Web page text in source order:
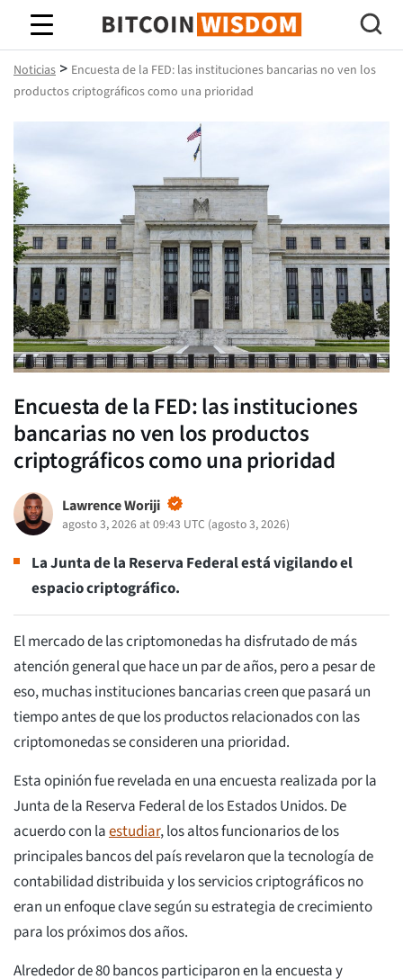
Sabiduría de Bitcoin
Noticias > Encuesta de la FED: las instituciones bancarias no ven los
productos criptográficos como una prioridad
Encuesta de la FED: las instituciones
bancarias no ven los productos
criptográficos como una prioridad
Lawrence Woriji
agosto 3, 2026 at 09:43 UTC (agosto 3, 2026)
La Junta de la Reserva Federal está vigilando el
espacio criptográfico.
El mercado de las criptomonedas ha disfrutado de más
atención general que hace un par de años, pero a pesar de
eso, muchas instituciones bancarias creen que pasará un
tiempo antes de que los productos relacionados con las
criptomonedas se consideren una prioridad.
Esta opinión fue revelada en una encuesta realizada por la
Junta de la Reserva Federal de los Estados Unidos. De
acuerdo con laestudiar, los altos funcionarios de los
principales bancos del país revelaron que la tecnología de
contabilidad distribuida y los servicios criptográficos no
eran un enfoque clave según su estrategia de crecimiento
para los próximos dos años.
Alrededor de 80 bancos participaron en la encuesta y